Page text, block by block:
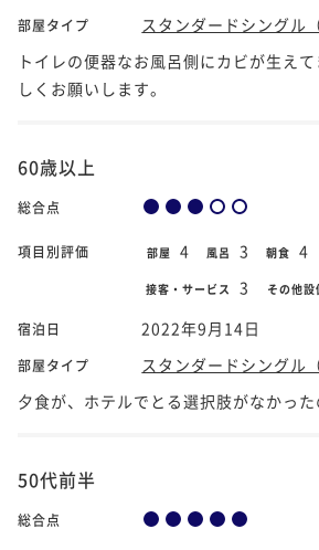
部屋タイプ
スタンダードシングル
トイレの便器なお風呂側にカビが生え
しくお願いします。
60歳以上
総合点
項目別評価 部屋 4 風呂 3 朝食 4
接客・サービス 3 その他設
宿泊日 2022年9月14日
部屋タイプ
スタンダードシングル
夕食が、ホテルでとる選択肢がなかった
50代前半
総合点